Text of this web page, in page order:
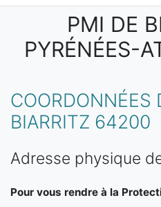
Aller au contenu principal
PMI DE
PYRÉNÉES-
COORDONNÉES
BIARRITZ 64200
Adresse physique
Pour vous rendre à la